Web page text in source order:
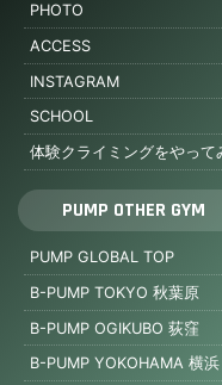
PHOTO
ACCESS
INSTAGRAM
SCHOOL
体験クライミングをやって
PUMP OTHER GYM
PUMP GLOBAL TOP
B-PUMP TOKYO 秋葉原
B-PUMP OGIKUBO 荻窪
B-PUMP YOKOHAMA 横浜